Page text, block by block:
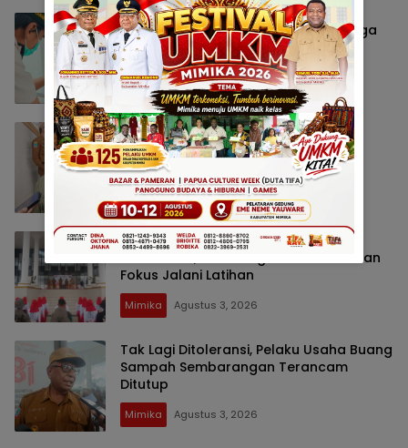
Bukan Cuma Penumpang, Kucing Juga
Wajib Lapor Karantina
Mimika Agustus 4, 2026
50 Calon Paskibraka Mimika Siap
Bertugas, Progres Latihan Capai 60
Persen
Mimika Agustus 3, 2026
Bupati Mimika Motivasi Calon
Paskibraka, Minta Jaga Kesehatan dan
Fokus Jalani Latihan
Mimika Agustus 3, 2026
Tak Lagi Ditoleransi, Pelaku Usaha Buang
Sampah Sembarangan Terancam
Ditutup
Mimika Agustus 3, 2026